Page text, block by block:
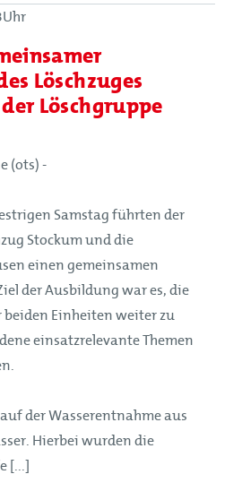
Löschzuges
Löschgruppe
(ots) -
Samstag führten der
Stockum und die
einen gemeinsamen
der Ausbildung war es, die
Einheiten weiter zu
einsatzrelevante Themen
der Wasserentnahme aus
Hierbei wurden die
[...]